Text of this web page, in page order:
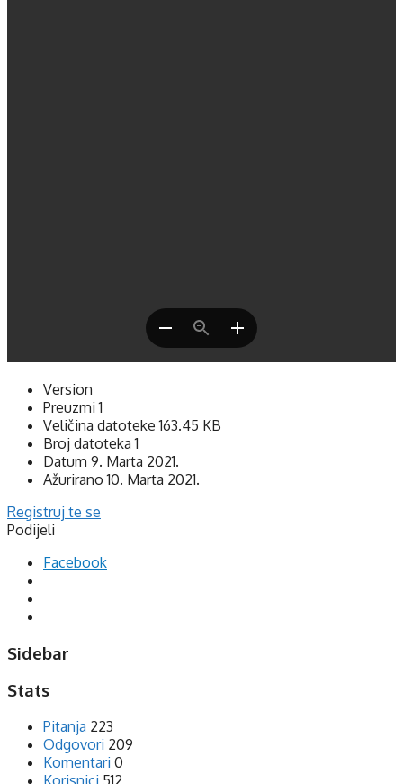
Version
Preuzmi1
Veličina datoteke163.45 KB
Broj datoteka1
Datum 9. Marta 2021.
Ažurirano10. Marta 2021.
Registruj te se
Podijeli
Facebook
Sidebar
Stats
Pitanja 223
Odgovori 209
Komentari 0